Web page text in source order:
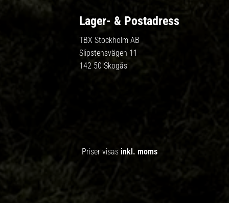
Lager- & Postadress
TBX Stockholm AB
Slipstensvägen 11
142 50 Skogås
Priser visas inkl. moms